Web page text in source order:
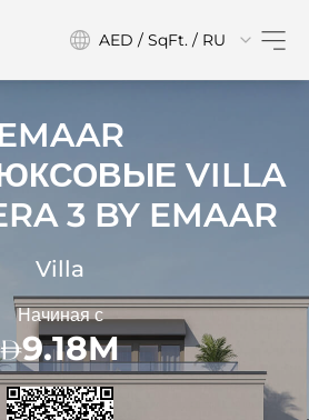
AED / SqFt. / RU
VILLA
3 BY EMAAR
Villa
Начиная с
9.18M